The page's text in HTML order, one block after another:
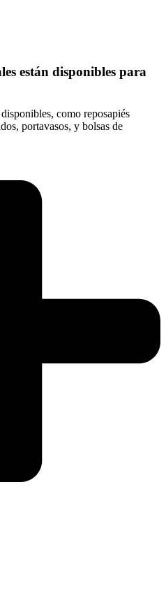
están disponibles para
como reposapiés
portavasos, y bolsas de